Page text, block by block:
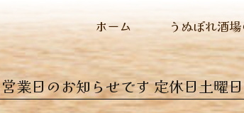
ホーム うぬぼれ酒
営業日のお知らせです 定休日土